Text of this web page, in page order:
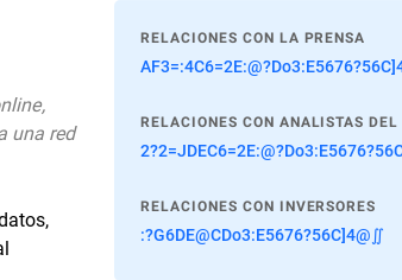
una red
RELACIONES CON LA PRENSA
RELACIONES CON ANALISTAS DEL
RELACIONES CON INVERSORES
:?G6DE@CDo3:E5676?56C]4@∬